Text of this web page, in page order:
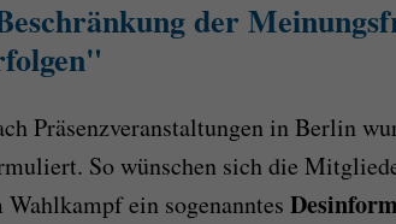
der
Präsenzveranstaltungen in Berlin
So wünschen sich die
Wahlkampf ein sogenanntes